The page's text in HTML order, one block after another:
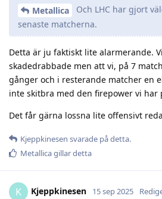
Metallica
Och LHC har gjort
senaste matcherna.
Detta är ju faktiskt lite alarmerande.
skadedrabbade men att vi, på 7
gånger och i resterande matcher en
inte skitbra med den firepower vi har
Det får gärna lossna lite offensivt
Kjeppkinesen svarade på detta.
Metallicagillar detta
K Kjeppkinesen 15 sep 2025